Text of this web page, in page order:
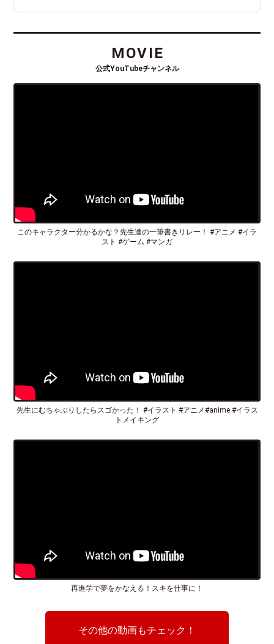
MOVIE
公式YouTubeチャンネル
このキャラクター分かるかな？先生達の一筆書きリレー！ #アニメ #イラ
スト #ゲーム #マンガ
先生にむちゃぶりしたらスゴかった！ #イラスト #アニメ#anime #イラス
トメイキング
再進学で夢をかなえる！スキを仕事に！
その他の動画もチェック！